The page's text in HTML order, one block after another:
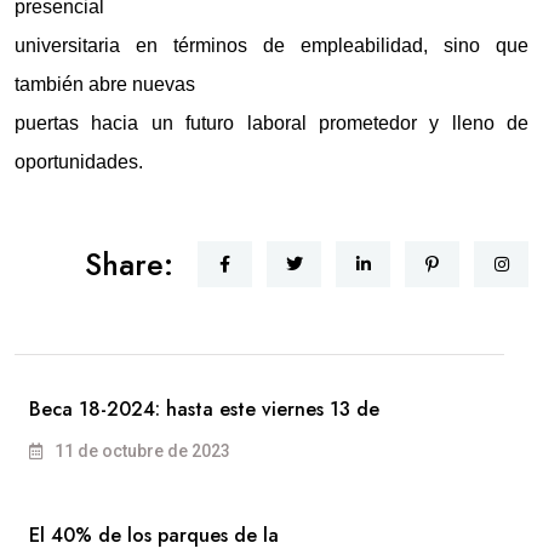
presencial
universitaria en términos de empleabilidad, sino que
también abre nuevas
puertas hacia un futuro laboral prometedor y lleno de
oportunidades.
Share:
Beca 18-2024: hasta este viernes 13 de
11 de octubre de 2023
El 40% de los parques de la